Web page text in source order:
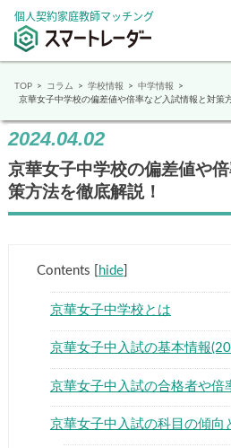
個人契約家庭教師マッチング
TOP コラム 学校情報
中学情報
京華女子中学校の偏差値や倍率など入試情報と対策
2024.04.02
京華女子中学校の偏差値や
策方法を徹底解説！
Contents hide]
京華女子中学校とは
京華女子中入試の基本情報
京華女子中入試の合格者や倍
京華女子中入試の科目の傾向